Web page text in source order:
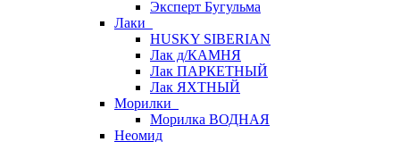
Эксперт Бугульма
Лаки
HUSKY SIBERIAN
Лак д/КАМНЯ
Лак ПАРКЕТНЫЙ
Лак ЯХТНЫЙ
Морилки
Морилка ВОДНАЯ
Неомид